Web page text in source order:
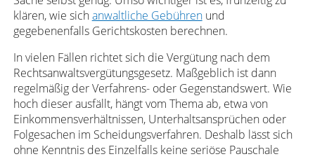
klären, wie sichanwaltliche Gebührenund
gegebenenfalls Gerichtskosten berechnen.
In vielen Fällen richtet sich die Vergütung nach dem
Rechtsanwaltsvergütungsgesetz. Maßgeblich ist dann
regelmäßig der Verfahrens- oder Gegenstandswert. Wie
hoch dieser ausfällt, hängt vom Thema ab, etwa von
Einkommensverhältnissen, Unterhaltsansprüchen oder
Folgesachen im Scheidungsverfahren. Deshalb lässt sich
ohne Kenntnis des Einzelfalls keine seriöse Pauschale